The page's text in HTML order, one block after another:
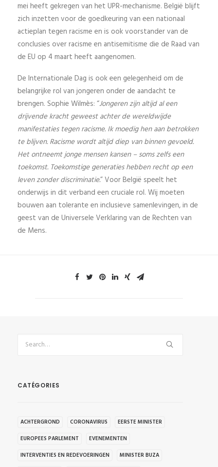
mei heeft gekregen van het UPR-mechanisme. België blijft
zich inzetten voor de goedkeuring van een nationaal
actieplan tegen racisme en is ook voorstander van de
conclusies over racisme en antisemitisme die de Raad van
de EU op 4 maart heeft aangenomen.
De Internationale Dag is ook een gelegenheid om de
belangrijke rol van jongeren onder de aandacht te
brengen. Sophie Wilmès: “Jongeren zijn altijd al een
drijvende kracht geweest achter de wereldwijde
manifestaties tegen racisme. Ik moedig hen aan betrokken
te blijven. Racisme wordt altijd diep van binnen gevoeld.
Het ontneemt jonge mensen kansen – soms zelfs een
toekomst. Toekomstige generaties hebben recht op een
leven zonder discriminatie.” Voor België speelt het
onderwijs in dit verband een cruciale rol. Wij moeten
bouwen aan tolerante en inclusieve samenlevingen, in de
geest van de Universele Verklaring van de Rechten van
de Mens.
CATÉGORIES
ACHTERGROND CORONAVIRUS
EERSTE MINISTER
EUROPEES PARLEMENT
EVENEMENTEN
INTERVENTIES EN REDEVOERINGEN
MINISTER BUZA